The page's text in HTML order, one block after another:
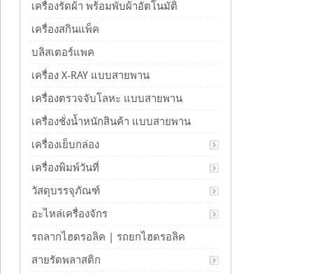
เครื่องรัดผ้า พร้อมพับผ้าอัตโนมัติ
เครื่องสกินแพ็ค
บลิสเตอร์แพค
เครื่อง X-RAY แบบสายพาน
เครื่องตรวจจับโลหะ แบบสายพาน
เครื่องชั่งน้ำหนักสินค้า แบบสายพาน
เครื่องเย็บกล่อง
เครื่องพิมพ์วันที่
วัสดุบรรจุภัณฑ์
อะไหล่เครื่องจักร
รถลากไฮดรอลิค | รถยกไฮดรอลิค
สายรัดพลาสติก